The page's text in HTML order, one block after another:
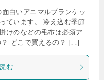
白いアニマルブランケッ
ています。 冷え込む季節
けのなどの毛布は必須ア
？ どこで買えるの？ […]
む